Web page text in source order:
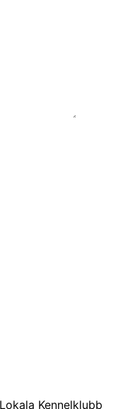
Kennelklubb